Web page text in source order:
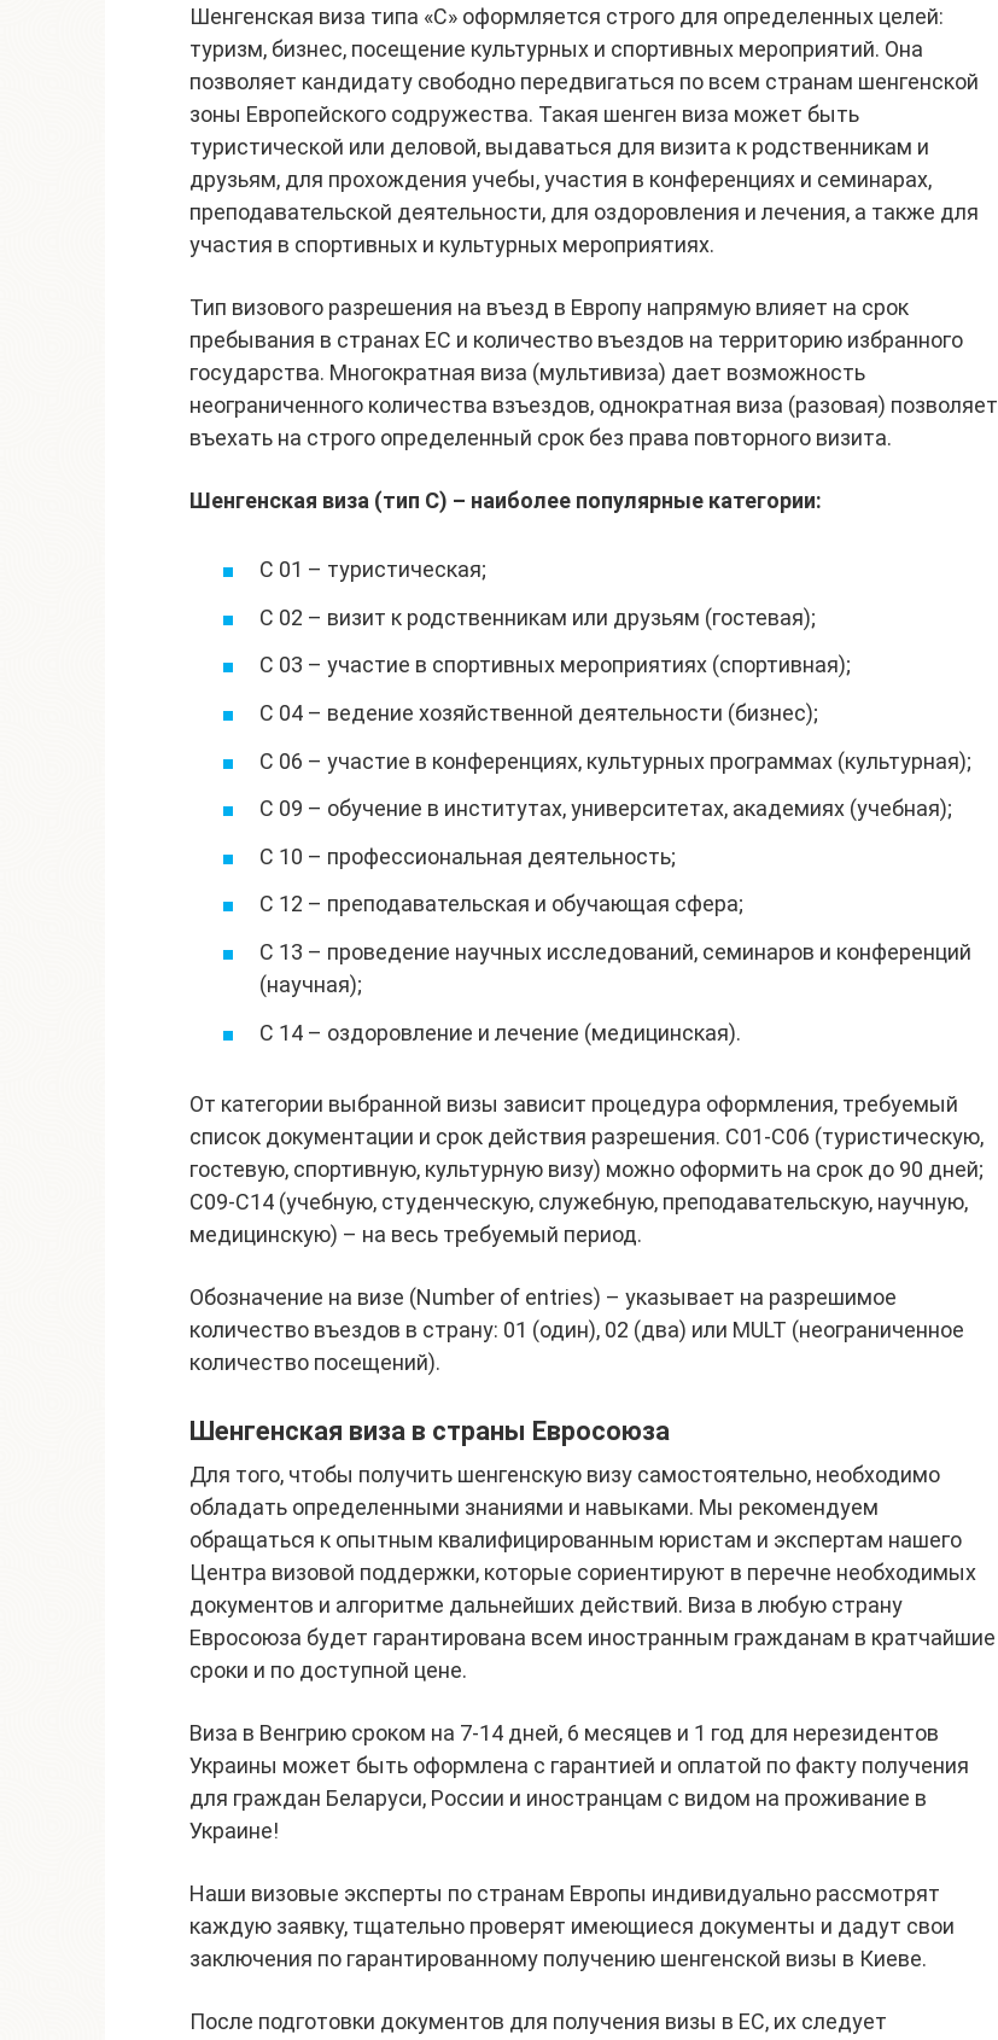
Шенгенская виза типа «C» оформляется строго для определенных целей:
туризм, бизнес, посещение культурных и спортивных мероприятий. Она
позволяет кандидату свободно передвигаться по всем странам шенгенской
зоны Европейского содружества. Такая шенген виза может быть
туристической или деловой, выдаваться для визита к родственникам и
друзьям, для прохождения учебы, участия в конференциях и семинарах,
преподавательской деятельности, для оздоровления и лечения, а также для
участия в спортивных и культурных мероприятиях.
Тип визового разрешения на въезд в Европу напрямую влияет на срок
пребывания в странах ЕС и количество въездов на территорию избранного
государства. Многократная виза (мультивиза) дает возможность
неограниченного количества взъездов, однократная виза (разовая) позволяет
въехать на строго определенный срок без права повторного визита.
Шенгенская виза (тип C) – наиболее популярные категории:
C 01 – туристическая;
C 02 – визит к родственникам или друзьям (гостевая);
C 03 – участие в спортивных мероприятиях (спортивная);
C 04 – ведение хозяйственной деятельности (бизнес);
C 06 – участие в конференциях, культурных программах (культурная);
C 09 – обучение в институтах, университетах, академиях (учебная);
C 10 – профессиональная деятельность;
C 12 – преподавательская и обучающая сфера;
C 13 – проведение научных исследований, семинаров и конференций
(научная);
C 14 – оздоровление и лечение (медицинская).
От категории выбранной визы зависит процедура оформления, требуемый
список документации и срок действия разрешения. С01-С06 (туристическую,
гостевую, спортивную, культурную визу) можно оформить на срок до 90 дней;
С09-С14 (учебную, студенческую, служебную, преподавательскую, научную,
медицинскую) – на весь требуемый период.
Обозначение на визе (Number of entries) – указывает на разрешимое
количество въездов в страну: 01 (один), 02 (два) или MULT (неограниченное
количество посещений).
Шенгенская виза в страны Евросоюза
Для того, чтобы получить шенгенскую визу самостоятельно, необходимо
обладать определенными знаниями и навыками. Мы рекомендуем
обращаться к опытным квалифицированным юристам и экспертам нашего
Центра визовой поддержки, которые сориентируют в перечне необходимых
документов и алгоритме дальнейших действий. Виза в любую страну
Евросоюза будет гарантирована всем иностранным гражданам в кратчайшие
сроки и по доступной цене.
Виза в Венгрию сроком на 7-14 дней, 6 месяцев и 1 год для нерезидентов
Украины может быть оформлена с гарантией и оплатой по факту получения
для граждан Беларуси, России и иностранцам с видом на проживание в
Украине!
Наши визовые эксперты по странам Европы индивидуально рассмотрят
каждую заявку, тщательно проверят имеющиеся документы и дадут свои
заключения по гарантированному получению шенгенской визы в Киеве.
После подготовки документов для получения визы в ЕС, их следует